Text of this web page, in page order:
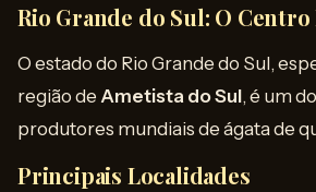
Rio Grande do Sul: O
O estado do Rio Grande do Sul,
região de Ametista do Sul, é um
produtores mundiais de ágata de
Principais Localidades